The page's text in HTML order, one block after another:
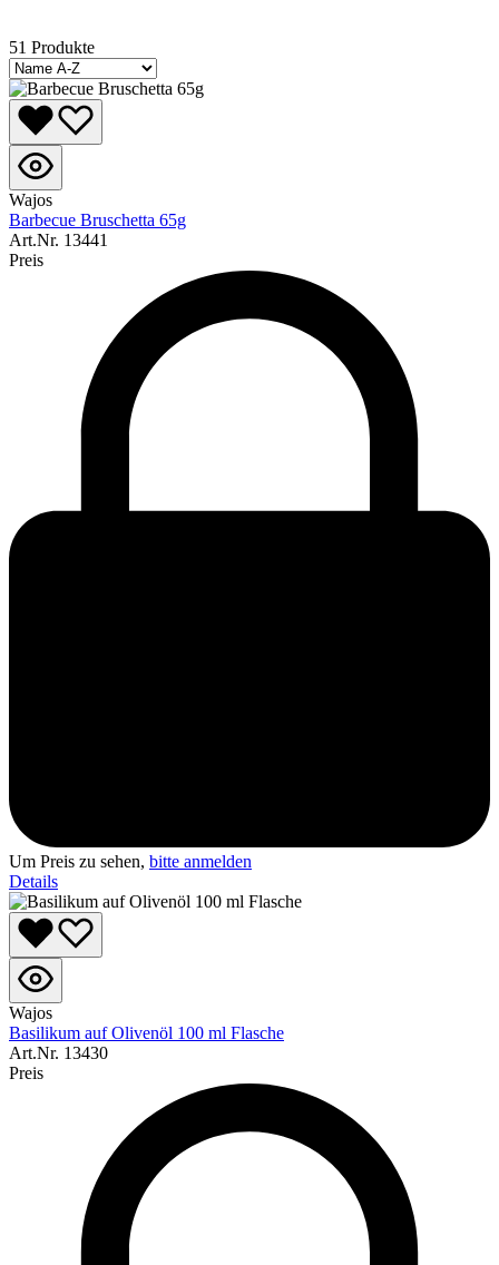
51 Produkte
Wajos
Barbecue Bruschetta 65g
Art.Nr. 13441
Preis
Um Preis zu sehen, bitte anmelden
Details
Wajos
Basilikum auf Olivenöl 100 ml Flasche
Art.Nr. 13430
Preis